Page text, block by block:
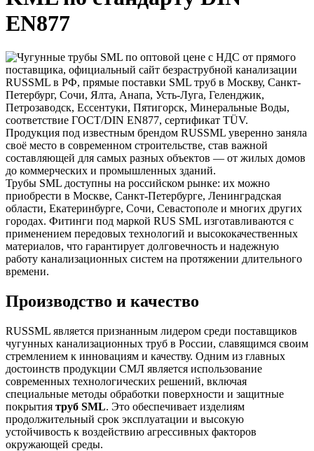
EN877
Продукция под известным брендом RUSSML уверенно заняла
своё место в современном строительстве, став важной
составляющей для самых разных объектов — от жилых домов
до коммерческих и промышленных зданий.
Трубы SML доступны на российском рынке: их можно
приобрести в Москве, Санкт-Петербурге, Ленинградская
области, Екатеринбурге, Сочи, Севастополе и многих других
городах. Фитинги под маркой RUS SML изготавливаются с
применением передовых технологий и высококачественных
материалов, что гарантирует долговечность и надежную
работу канализационных систем на протяжении длительного
времени.
Производство и качество
RUSSML является признанным лидером среди поставщиков
чугунных канализационных труб в России, славящимся своим
стремлением к инновациям и качеству. Одним из главных
достоинств продукции СМЛ является использование
современных технологических решений, включая
специальные методы обработки поверхности и защитные
покрытия труб SML. Это обеспечивает изделиям
продолжительный срок эксплуатации и высокую
устойчивость к воздействию агрессивных факторов
окружающей среды.